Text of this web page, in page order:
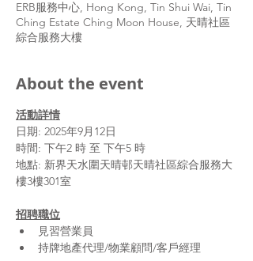
ERB服務中心, Hong Kong, Tin Shui Wai, Tin
Ching Estate Ching Moon House, 天晴社區
綜合服務大樓
About the event
活動詳情
日期: 2025年9月12日
時間: 下午2 時 至 下午5 時
地點: 新界天水圍天晴邨天晴社區綜合服務大
樓3樓301室
招聘職位
見習營業員
持牌地產代理/物業顧問/客戶經理